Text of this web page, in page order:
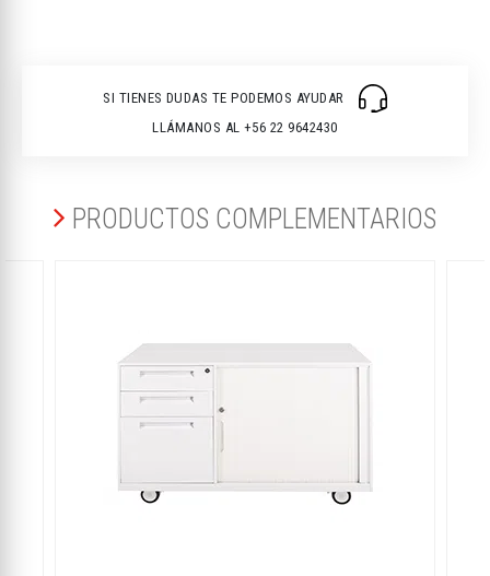
SI TIENES DUDAS TE PODEMOS AYUDAR
LLÁMANOS AL +56 22 9642430
PRODUCTOS COMPLEMENTARIOS